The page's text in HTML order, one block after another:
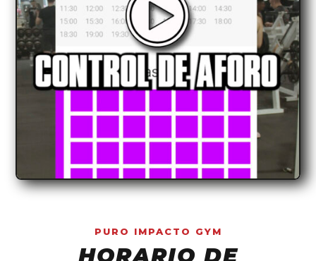
PURO IMPACTO GYM
HORARIO DE